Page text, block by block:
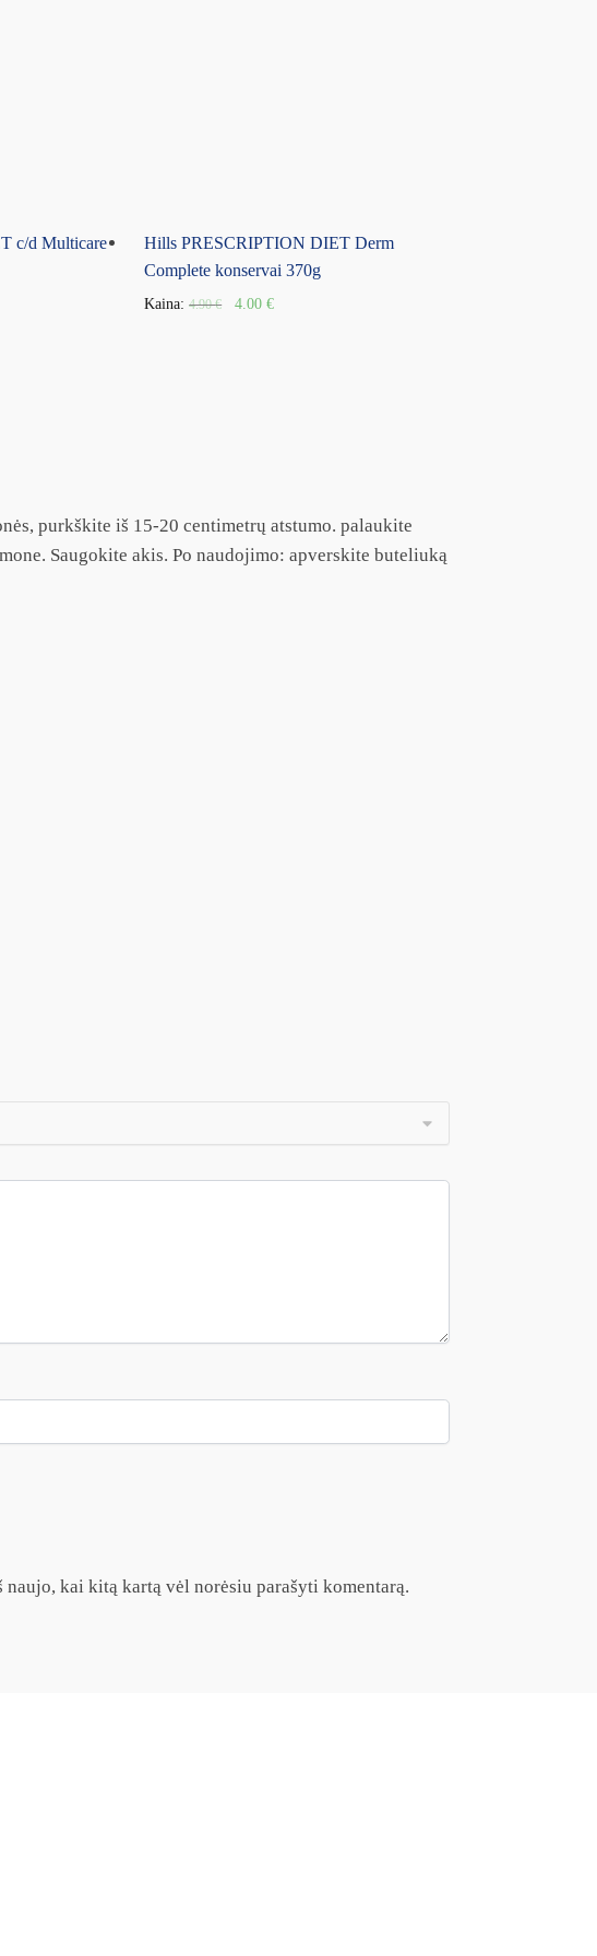
c/d Multicare
Hills PRESCRIPTION DIET Derm
Complete konservai 370g
Kaina:4.90€ 4.00€
purkškite iš 15-20 centimetrų atstumo. palaukite
Saugokite akis. Po naudojimo: apverskite buteliuką
kai kitą kartą vėl norėsiu parašyti komentarą.